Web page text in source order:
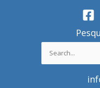
Search
for: